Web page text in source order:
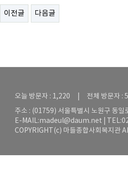
이전글 다음글
오늘 방문자 : 1,220 | 전체 방문자 :
주소 : (01759) 서울특별시 노원구 동일
E-MAIL:madeul@daum.net |
COPYRIGHT(c) 마들종합사회복지관